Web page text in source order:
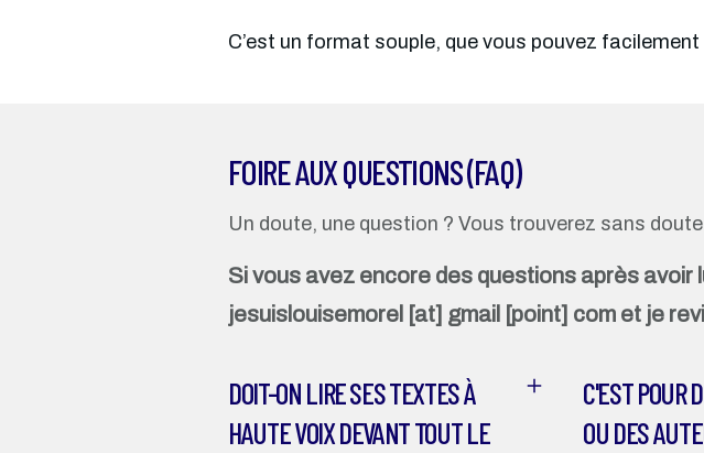
C’est un format souple, que vous pouvez
FOIRE AUX QUESTIONS (FAQ)
Un doute, une question ? Vous trouverez sans
Si vous avez encore des questions après avoir
jesuislouisemorel [at] gmail [point] com et je
DOIT-ON LIRE SES TEXTES À
HAUTE VOIX DEVANT TOUT LE
C'EST POUR
OU DES